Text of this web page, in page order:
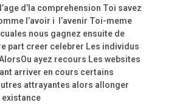
d’la comprehension Toi savez
l’avoir i l’avenir Toi-meme
nous gagnez ensuite de
part creer celebrer Les individus
ayez recours Les websites
arriver en cours certains
attrayantes alors allonger